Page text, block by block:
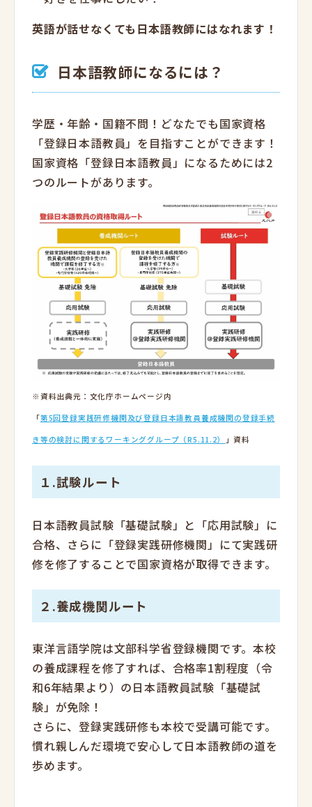
英語が話せなくても日本語教師にはなれます！
日本語教師になるには？
学歴・年齢・国籍不問！どなたでも国家資格
「登録日本語教員」を目指すことができます！
国家資格「登録日本語教員」になるためには2
つのルートがあります。
※資料出典元：文化庁ホームページ内
「第5回登録実践研修機関及び登録日本語教員養成機関の登録手続
き等の検討に関するワーキンググループ（R5.11.2） 」資料
１.試験ルート
日本語教員試験「基礎試験」と「応用試験」に
合格、さらに「登録実践研修機関」にて実践研
修を修了することで国家資格が取得できます。
２.養成機関ルート
東洋言語学院は文部科学省登録機関です。本校
の養成課程を修了すれば、合格率1割程度（令
和6年結果より）の日本語教員試験「基礎試
験」が免除！
さらに、登録実践研修も本校で受講可能です。
慣れ親しんだ環境で安心して日本語教師の道を
歩めます。